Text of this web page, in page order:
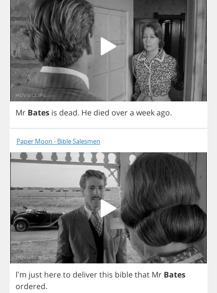
Mr Bates is dead. He died overa weekago.
Paper Moon - Bible Salesmen
I'm just hereto deliverthis biblethat Mr Bates
ordered.